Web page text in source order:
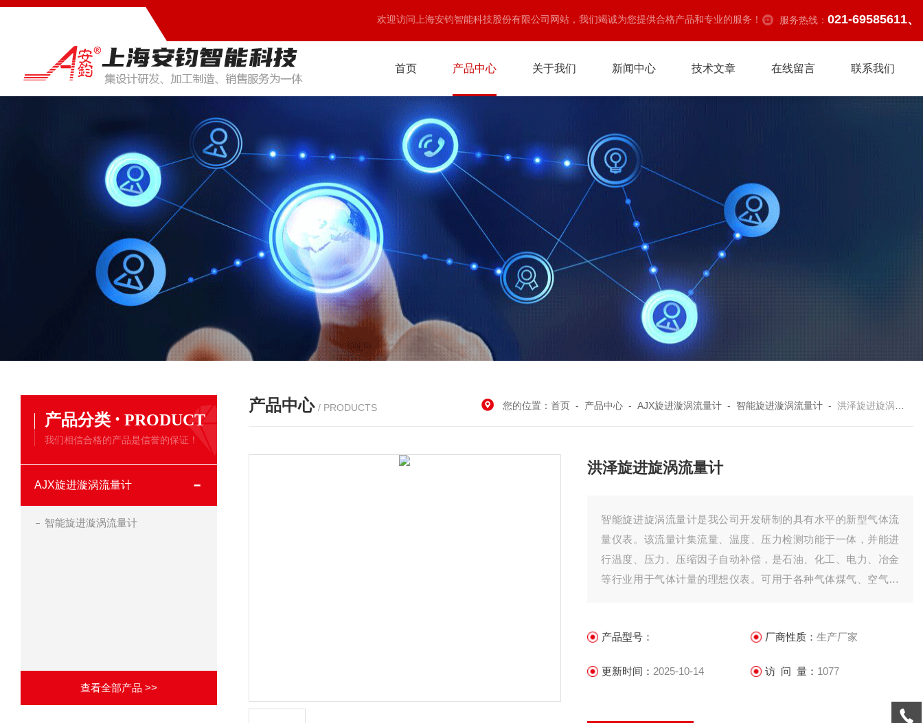
欢迎访问上海安钧智能科技股份有限公司网站，我们竭诚为您提供合格产品和专业的服务！ 服务热线： 021-69585611、
首页 产品中心 关于我们 新闻中心 技术文章 在线留言 联系我们
产品分类 · PRODUCT
我们相信合格的产品是信誉的保证！
AJX旋进漩涡流量计
智能旋进漩涡流量计
查看全部产品 >>
产品中心 / PRODUCTS 您的位置：首页 - 产品中心 -AJX旋进漩涡流量计 - 智能旋进漩涡流量计 -洪泽旋进旋涡流量计
洪泽旋进旋涡流量计
智能旋进旋涡流量计是我公司开发研制的具有水平的新型气体流
量仪表。该流量计集流量、温度、压力检测功能于一体，并能进
行温度、压力、压缩因子自动补偿，是石油、化工、电力、冶金
等行业用于气体计量的理想仪表。可用于各种气体煤气、空气、
产品型号：
厂商性质： 生产厂家
更新时间： 2025-10-14 访 问 量： 1077